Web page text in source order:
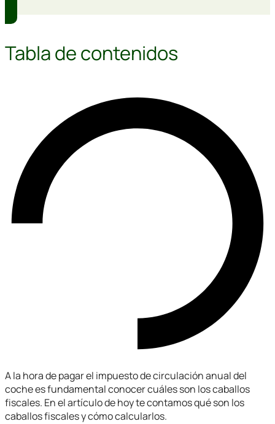
Tabla de contenidos
A la hora de pagar el impuesto de circulación anual del
coche es fundamental conocer cuáles son los caballos
fiscales. En el artículo de hoy te contamos qué son los
caballos fiscales y cómo calcularlos.